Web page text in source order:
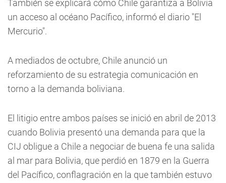
También se explicará cómo Chile garantiza a Bolivia
un acceso al océano Pacífico, informó el diario "El
Mercurio".
A mediados de octubre, Chile anunció un
reforzamiento de su estrategia comunicación en
torno a la demanda boliviana.
El litigio entre ambos países se inició en abril de 2013
cuando Bolivia presentó una demanda para que la
CIJ obligue a Chile a negociar de buena fe una salida
al mar para Bolivia, que perdió en 1879 en la Guerra
del Pacífico, conflagración en la que también estuvo